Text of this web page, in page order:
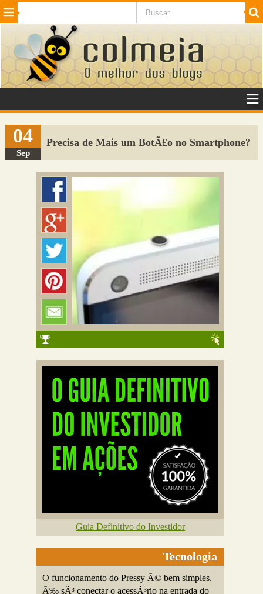
Beleza Cinema e TV
Internet Jogos NotÃ­cias SaÃºde
VeÃ­culos Adulto
Sugerir Link
Adicionar Blog
Colmeia Exchange
04
Sep
Precisa de Mais um BotÃ£o no Smartphone?
Guia Definitivo do Investidor
Tecnologia
O funcionamento do Pressy Ã© bem simples.
Ã‰ sÃ³ conectar o acessÃ³rio na entrada do